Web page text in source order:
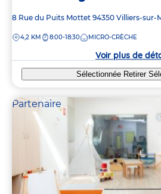
Adresse
la
8 Rue du Puits Mottet 94350 Villiers-sur-
DISTANCE
4,2 KM 8:00-18:30 MICRO-CRÈCHE
Voir plus de
Sélectionnée Retirer
Partenaire
2
10
2
2
10
2